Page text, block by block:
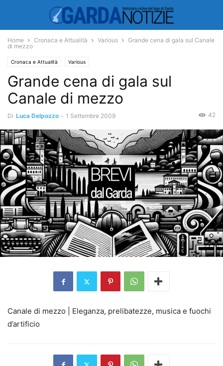
Home Cronaca e Attualità Various
Grande cena di gala sul Canale
di mezzo
Cronaca e Attualità Various
Grande cena di gala sul
Canale di mezzo
Di Luca Delpozzo - 1 Settembre 2009 42
Canale di mezzo | Eleganza, prelibatezze, musica e fuochi
d’artificio